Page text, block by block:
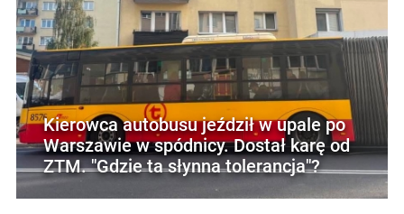
Kierowca autobusu jeździł w upale po
Warszawie w spódnicy. Dostał karę od
ZTM. "Gdzie ta słynna tolerancja"?